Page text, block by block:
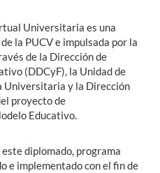
Universitaria es una
la PUCV e impulsada por la
de la Dirección de
(DDCyF), la Unidad de
Universitaria y la Dirección
proyecto de
Educativo.
diplomado, programa
e implementado con el fin de